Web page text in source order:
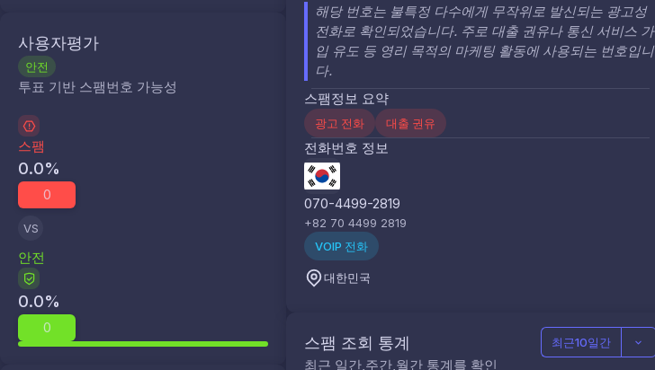
사용자평가
안전
투표 기반 스팸번호 가능성
스팸
0.0%
0
VS
안전
0.0%
0
해당 번호는 불특정 다수에게 무작위로 발신되는 광고성
전화로 확인되었습니다. 주로 대출 권유나 통신 서비스 가
입 유도 등 영리 목적의 마케팅 활동에 사용되는 번호입니
다.
스팸정보 요약
광고 전화 대출 권유
전화번호 정보
070-4499-2819
+82 70 4499 2819
VOIP 전화
대한민국
스팸 조회 통계
최근 일간,주간,월간 통계를 확인
최근10일간